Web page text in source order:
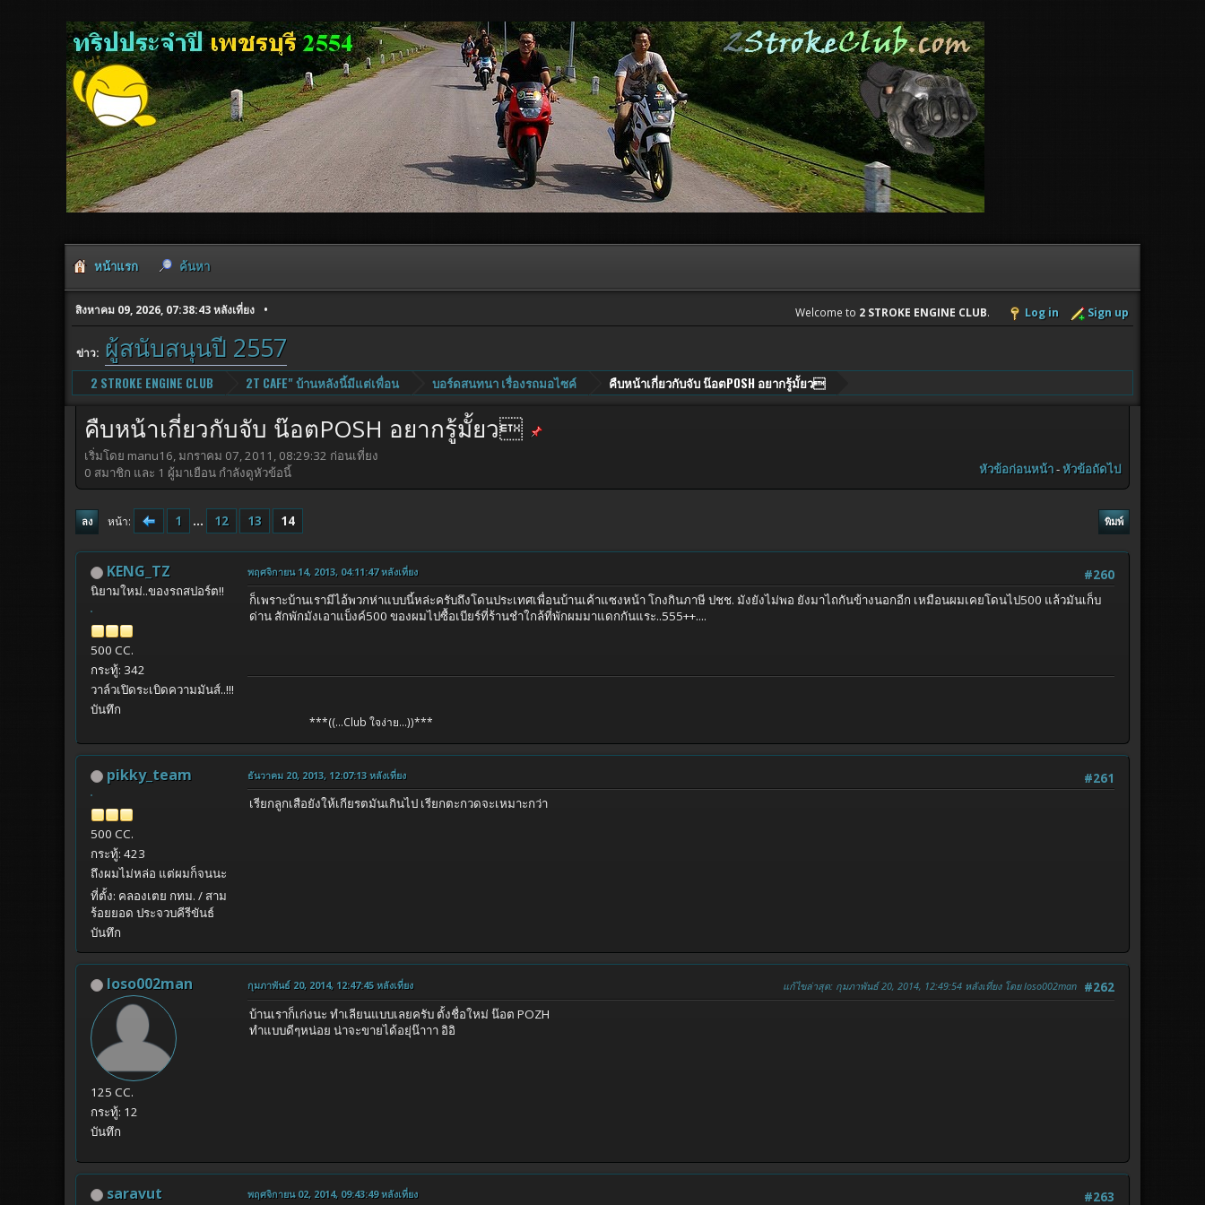
หน้าแรก ค้นหา
สิงหาคม 09, 2026, 07:38:43 หลังเที่ยง Welcome to 2 STROKE ENGINE CLUB. Log in Sign up
ข่าว: ผู้สนับสนุนปี 2557
2 STROKE ENGINE CLUB 2T CAFE" บ้านหลังนี้มีแต่เพื่อน บอร์ดสนทนา เรื่องรถมอไซค์ คืบหน้าเกี่ยวกับจับ น๊อตPOSH อยากรู้มั้ยว
คืบหน้าเกี่ยวกับจับ น๊อตPOSH อยากรู้มั้ยว
เริ่มโดย manu16, มกราคม 07, 2011, 08:29:32 ก่อนเที่ยง
หัวข้อก่อนหน้า-หัวข้อถัดไป
0 สมาชิก และ 1 ผู้มาเยือน กำลังดูหัวข้อนี้
พิมพ์
ลง หน้า 1 ... 12 13 14
KENG_TZ
นิยามใหม่..ของรถสปอร์ต!!
500 CC.
กระทู้: 342
วาล์วเปิดระเบิดความมันส์..!!!
บันทึก
#260
พฤศจิกายน 14, 2013, 04:11:47 หลังเที่ยง
ก็เพราะบ้านเรามีไอ้พวกห่าแบบนี้หล่ะครับถึงโดนประเทศเพื่อนบ้านเค้าแซงหน้า โกงกินภาษี ปชช. มังยังไม่พอ ยังมาไถกันข้างนอกอีก เหมือนผมเคยโดนไป500 แล้วมันเก็บ
ด่าน สักพักมังเอาแบ็งค์500 ของผมไปซื้อเบียร์ที่ร้านชำใกล้ที่พักผมมาแดกกันแระ..555++....
***((...Club ใจง่าย...))***
pikky_team
500 CC.
กระทู้: 423
ถึงผมไม่หล่อ แต่ผมก็จนนะ
ที่ตั้ง: คลองเตย กทม. / สาม
ร้อยยอด ประจวบคีรีขันธ์
บันทึก
#261
ธันวาคม 20, 2013, 12:07:13 หลังเที่ยง
เรียกลูกเสือยังให้เกียรตมันเกินไป เรียกตะกวดจะเหมาะกว่า
loso002man
125 CC.
กระทู้: 12
บันทึก
#262
กุมภาพันธ์ 20, 2014, 12:47:45 หลังเที่ยง แก้ไขล่าสุด: กุมภาพันธ์ 20, 2014, 12:49:54 หลังเที่ยง โดย loso002man
บ้านเราก็เก่งนะ ทำเลียนแบบเลยครับ ตั้งชื่อใหม่ น๊อต POZH
ทำแบบดีๆหน่อย น่าจะขายได้อยุ่น๊าาา อิอิ
saravut #263
พฤศจิกายน 02, 2014, 09:43:49 หลังเที่ยง